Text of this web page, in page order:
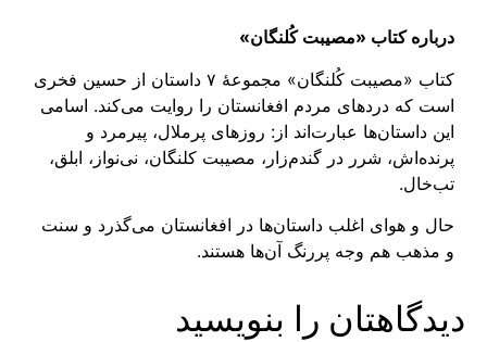
درباره کتاب «مصیبت کُلنگان»
کتاب «مصیبت کُلنگان» مجموعهٔ ۷ داستان از حسین فخری
است که دردهای مردم افغانستان را روایت می‌کند. اسامی
این داستان‌ها عبارت‌اند از: روزهای پرملال، پیرمرد و
پرنده‌اش، شرر در گندم‌زار، مصیبت کلنگان، نی‌نواز، ابلق،
تب‌خال.
حال و هوای اغلب داستان‌ها در افغانستان می‌گذرد و سنت
و مذهب هم وجه پررنگ آن‌ها هستند.
دیدگاهتان را بنویسید